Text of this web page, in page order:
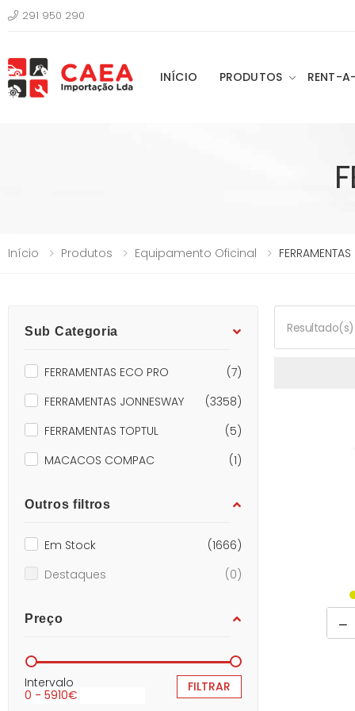
291 950 290
INÍCIO PRODUTOS RENT-
Início Produtos Equipamento Oficinal
Resultado(s)
Sub Categoria
FERRAMENTAS ECO PRO
(7)
FERRAMENTAS JONNESWAY
(3358)
FERRAMENTAS TOPTUL
(5)
MACACOS COMPAC
(1)
Outros filtros
Em Stock
(1666)
Destaques
(0)
Preço
Intervalo FILTRAR